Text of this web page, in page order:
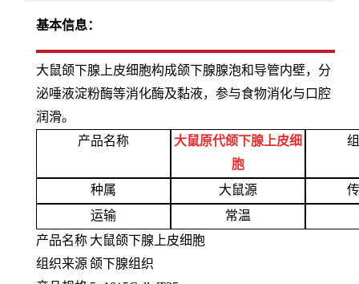
基本信息：
大鼠颌下腺上皮细胞构成颌下腺腺泡和导管内壁，分
泌唾液淀粉酶等消化酶及黏液，参与食物消化与口腔
润滑。
产品名称
大鼠原代颌下腺上皮细
胞
种属 大鼠源
运输
常温
产品名称 大鼠颌下腺上皮细胞
组织来源 颌下腺组织